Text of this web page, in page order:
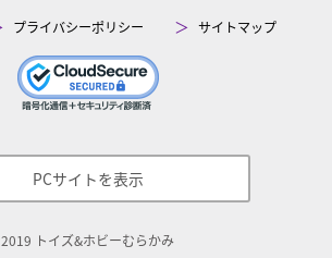
プライバシーポリシー サイトマップ
PCサイトを表示
2019 トイズ&ホビーむらかみ